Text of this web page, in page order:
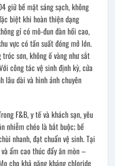
giữ bề mặt sáng sạch, không
biệt khi hoàn thiện dạng
gỉ có mô-đun đàn hồi cao,
vực có tần suất đóng mở lớn.
sơn, không ố vàng như sắt
công tác vệ sinh định kỳ, cửa
lâu dài và hình ảnh chuyên
F&B, y tế và khách sạn, yêu
nhiễm chéo là bắt buộc; bề
nhanh, đạt chuẩn vệ sinh. Tại
ẩm cao thúc đẩy ăn mòn –
cho khả năng kháng chloride